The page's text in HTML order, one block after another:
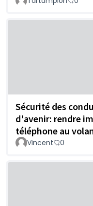
Sécurité des
d'avenir: rendre
téléphone au
Vincent 0